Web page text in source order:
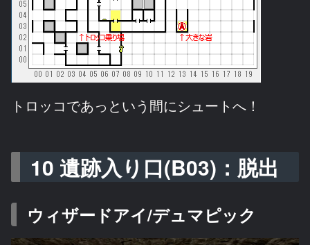
トロッコであっという間にシュートへ！
10 遺跡入り口(B03)：脱出
ウィザードアイ/デュマピック